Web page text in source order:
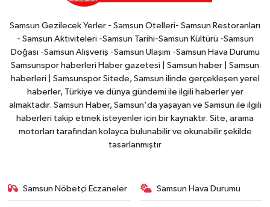
Samsun Gezilecek Yerler - Samsun Otelleri- Samsun Restoranları
- Samsun Aktiviteleri -Samsun Tarihi-Samsun Kültürü -Samsun
Doğası -Samsun Alışveriş -Samsun Ulaşım -Samsun Hava Durumu
Samsunspor haberleri Haber gazetesi | Samsun haber | Samsun
haberleri | Samsunspor Sitede, Samsun ilinde gerçekleşen yerel
haberler, Türkiye ve dünya gündemi ile ilgili haberler yer
almaktadır. Samsun Haber, Samsun'da yaşayan ve Samsun ile ilgili
haberleri takip etmek isteyenler için bir kaynaktır. Site, arama
motorları tarafından kolayca bulunabilir ve okunabilir şekilde
tasarlanmıştır
Samsun Nöbetçi Eczaneler Samsun Hava Durumu